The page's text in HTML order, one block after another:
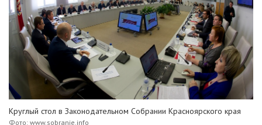
Круглый стол в Законодательном Собрании Красноярского края
Фото: www.sobranie.info